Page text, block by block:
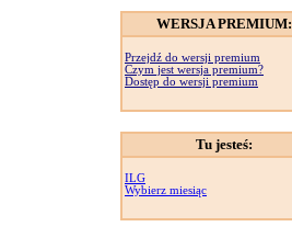
WERSJA PREMIUM:
Przejdź do wersji premium
Czym jest wersja premium?
Dostęp do wersji premium
Tu jesteś:
ILG
Wybierz miesiąc